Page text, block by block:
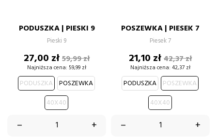
PODUSZKA | PIESKI 9
Pieski 9
Cena
27,00 złCena
podstawowa
59,99 zł
Najniższa cena: 59,99 zł
PODUSZKA
POSZEWKA
40X40
– +
POSZEWKA | PIESEK 7
Piesek 7
Cena
21,10 złCena
42,37 zł
Najniższa cena: 42,37 zł
PODUSZKA
POSZEWKA
40X40
– +